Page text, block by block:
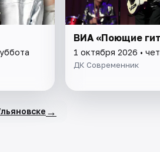
ВИА «Поющие
1 октября 2026 •
ДК Современник
→